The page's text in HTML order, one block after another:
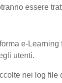
essere
e-
utenti.
nei log